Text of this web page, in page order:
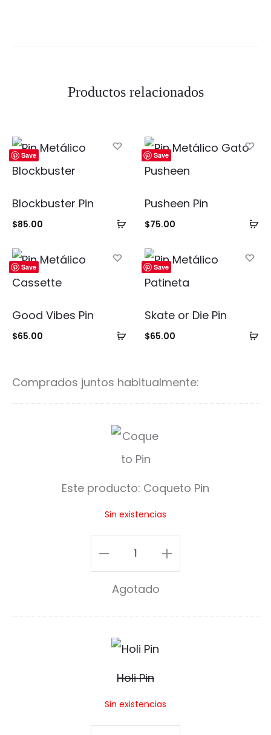
Productos relacionados
Save
Añadir
carrito
Blockbuster Pin
$85.00
Save
Pusheen Pin
$75.00
Save
Añadir
Good Vibes Pin
$65.00
Save
Skate or Die Pin
$65.00
Comprados juntos habitualmente:
C
o
e
o
P
i
Este producto: Coqueto Pin
Sin existencias
Coqueto
Pin
cantidad
Agotado
H
i
Holi Pin
Sin existencias